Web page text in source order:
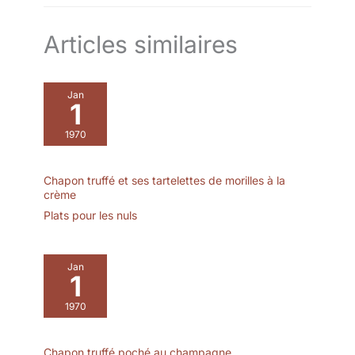
ajoutés, nos planches en
poreux et n'absorbe ni
Articles similaires
Jan
1
1970
Chapon truffé et ses tartelettes de morilles à la
crème
Plats pour les nuls
Jan
1
1970